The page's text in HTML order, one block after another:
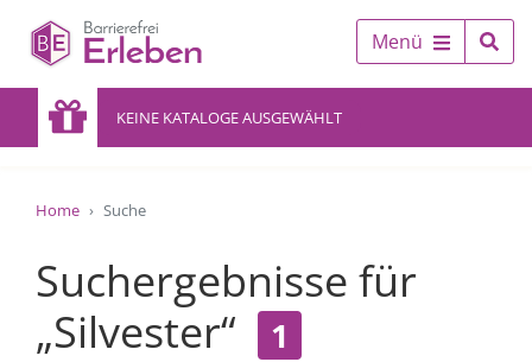
Menü
KEINE KATALOGE AUSGEWÄHLT
Home Suche
Suchergebnisse für
„Silvester“
1